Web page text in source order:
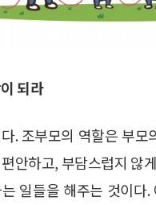
되라
. 조부모의 역할은 부
안하고, 부담스럽지 않
일들을 해주는 것이